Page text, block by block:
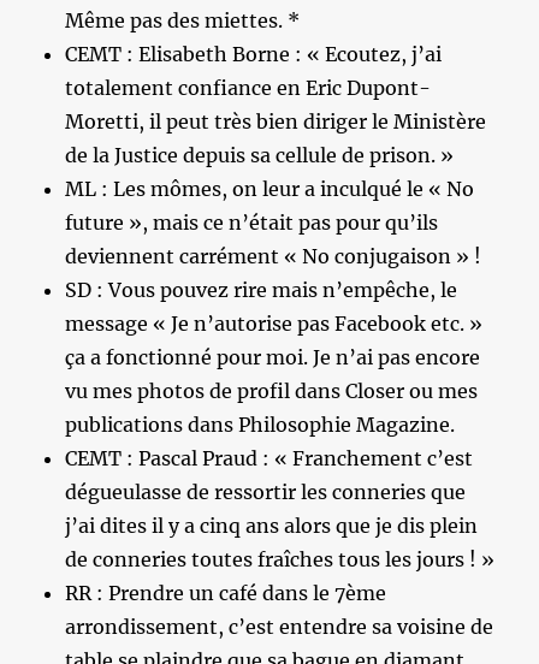
Même pas des miettes. *
CEMT : Elisabeth Borne : « Ecoutez, j’ai
totalement confiance en Eric Dupont-
Moretti, il peut très bien diriger le Ministère
de la Justice depuis sa cellule de prison. »
ML : Les mômes, on leur a inculqué le « No
future », mais ce n’était pas pour qu’ils
deviennent carrément « No conjugaison » !
SD : Vous pouvez rire mais n’empêche, le
message « Je n’autorise pas Facebook etc. »
ça a fonctionné pour moi. Je n’ai pas encore
vu mes photos de profil dans Closer ou mes
publications dans Philosophie Magazine.
CEMT : Pascal Praud : « Franchement c’est
dégueulasse de ressortir les conneries que
j’ai dites il y a cinq ans alors que je dis plein
de conneries toutes fraîches tous les jours ! »
RR : Prendre un café dans le 7ème
arrondissement, c’est entendre sa voisine de